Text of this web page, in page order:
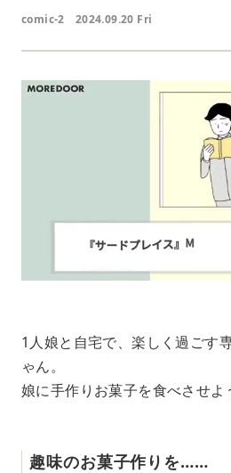
comic-2 2024.09.20 Fri
1人娘と自宅で、楽しく過ごす
ゃん。
娘に手作りお菓子を食べさせよ
趣味のお菓子作りを……